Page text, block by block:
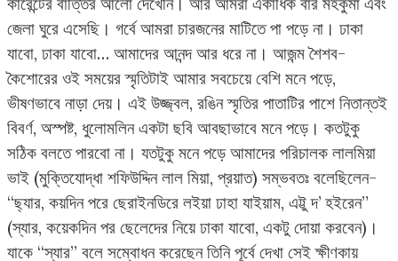
জেলা ঘুরে এসেছি। গর্বে আমরা চারজনের মাটিতে পা পড়ে না। ঢাকা
যাবো, ঢাকা যাবো… আমাদের আনন্দ আর ধরে না। আজন্ম শৈশব-
কৈশোরের ওই সময়ের স্মৃতিটাই আমার সবচেয়ে বেশি মনে পড়ে,
ভীষণভাবে নাড়া দেয়। এই উজ্জ্বল, রঙিন স্মৃতির পাতাটির পাশে নিতান্তই
বিবর্ণ, অস্পষ্ট, ধুলোমলিন একটা ছবি আবছাভাবে মনে পড়ে। কতটুকু
সঠিক বলতে পারবো না। যতটুকু মনে পড়ে আমাদের পরিচালক লালমিয়া
ভাই (মুক্তিযোদ্ধা শফিউদ্দিন লাল মিয়া, প্রয়াত) সম্ভবতঃ বলেছিলেন-
“ছ্যার, কয়দিন পরে ছেরাইনডিরে লইয়া ঢাহা যাইয়াম, এট্টু দ’ হইরেন”
(স্যার, কয়েকদিন পর ছেলেদের নিয়ে ঢাকা যাবো, একটু দোয়া করবেন)।
যাকে “স্যার” বলে সম্বোধন করেছেন তিনি পূর্বে দেখা সেই ক্ষীণকায়